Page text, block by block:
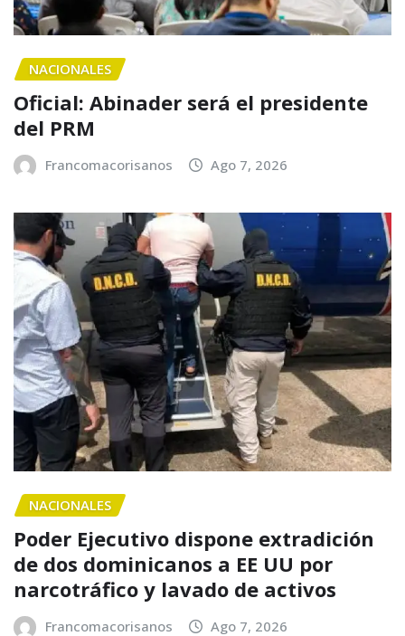
NACIONALES
Oficial: Abinader será el presidente
del PRM
Francomacorisanos Ago 7, 2026
NACIONALES
Poder Ejecutivo dispone extradición
de dos dominicanos a EE UU por
narcotráfico y lavado de activos
Francomacorisanos Ago 7, 2026